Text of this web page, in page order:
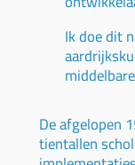
Ik doe dit
De afgelopen
tientallen